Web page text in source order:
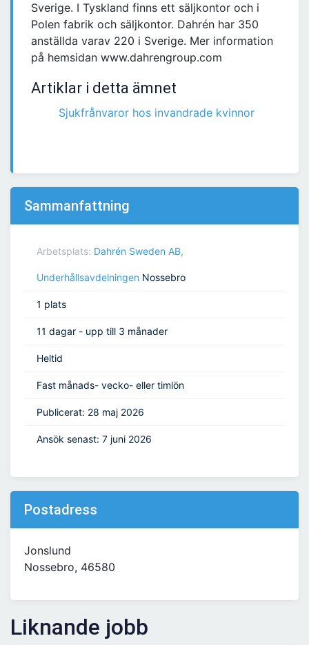
Sverige. I Tyskland finns ett säljkontor och i
Polen fabrik och säljkontor. Dahrén har 350
anställda varav 220 i Sverige. Mer information
på hemsidan www.dahrengroup.com
Artiklar i detta ämnet
Sjukfrånvaror hos invandrade kvinnor
Sammanfattning
Arbetsplats: Dahrén Sweden AB,
Underhållsavdelningen Nossebro
1 plats
11 dagar - upp till 3 månader
Heltid
Fast månads- vecko- eller timlön
Publicerat: 28 maj 2026
Ansök senast: 7 juni 2026
Postadress
Jonslund
Nossebro, 46580
Liknande jobb